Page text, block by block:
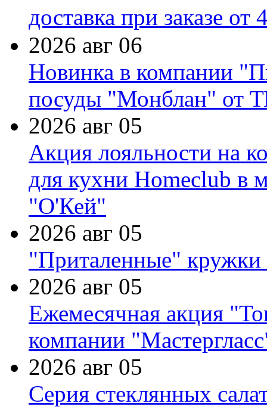
доставка при заказе от
2026 авг 06
Новинка в компании
посуды "Монблан" от
2026 авг 05
Акция лояльности на
для кухни Homeclub в
"О'Кей"
2026 авг 05
"Приталенные" кружки
2026 авг 05
Ежемесячная акция
компании
2026 авг 05
Серия стеклянных